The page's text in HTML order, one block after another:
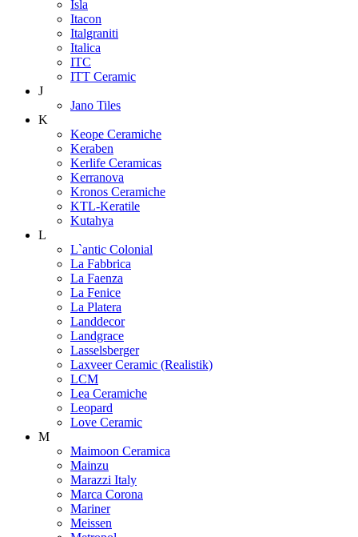
Isla
Itacon
Italgraniti
Italica
ITC
ITT Ceramic
J
Jano Tiles
K
Keope Ceramiche
Keraben
Kerlife Ceramicas
Kerranova
Kronos Ceramiche
KTL-Keratile
Kutahya
L
L`antic Colonial
La Fabbrica
La Faenza
La Fenice
La Platera
Landdecor
Landgrace
Lasselsberger
Laxveer Ceramic (Realistik)
LCM
Lea Ceramiche
Leopard
Love Ceramic
M
Maimoon Ceramica
Mainzu
Marazzi Italy
Marca Corona
Mariner
Meissen